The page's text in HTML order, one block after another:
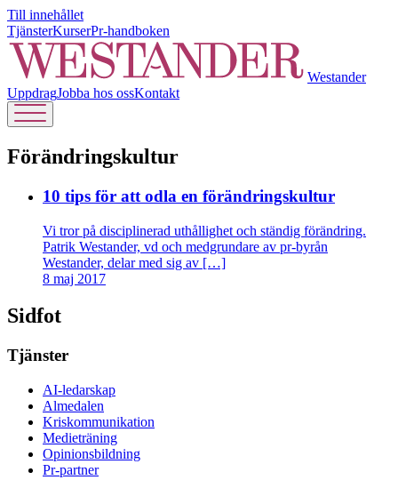
Till innehållet
TjänsterKurserPr-handboken
Westander
UppdragJobba hos ossKontakt
Förändringskultur
10 tips för att odla en förändringskultur
Vi tror på disciplinerad uthållighet och ständig förändring.
Patrik Westander, vd och medgrundare av pr-byrån
Westander, delar med sig av […]
8 maj 2017
Sidfot
Tjänster
AI-ledarskap
Almedalen
Kris­kommunikation
Medieträning
Opinionsbildning
Pr-partner